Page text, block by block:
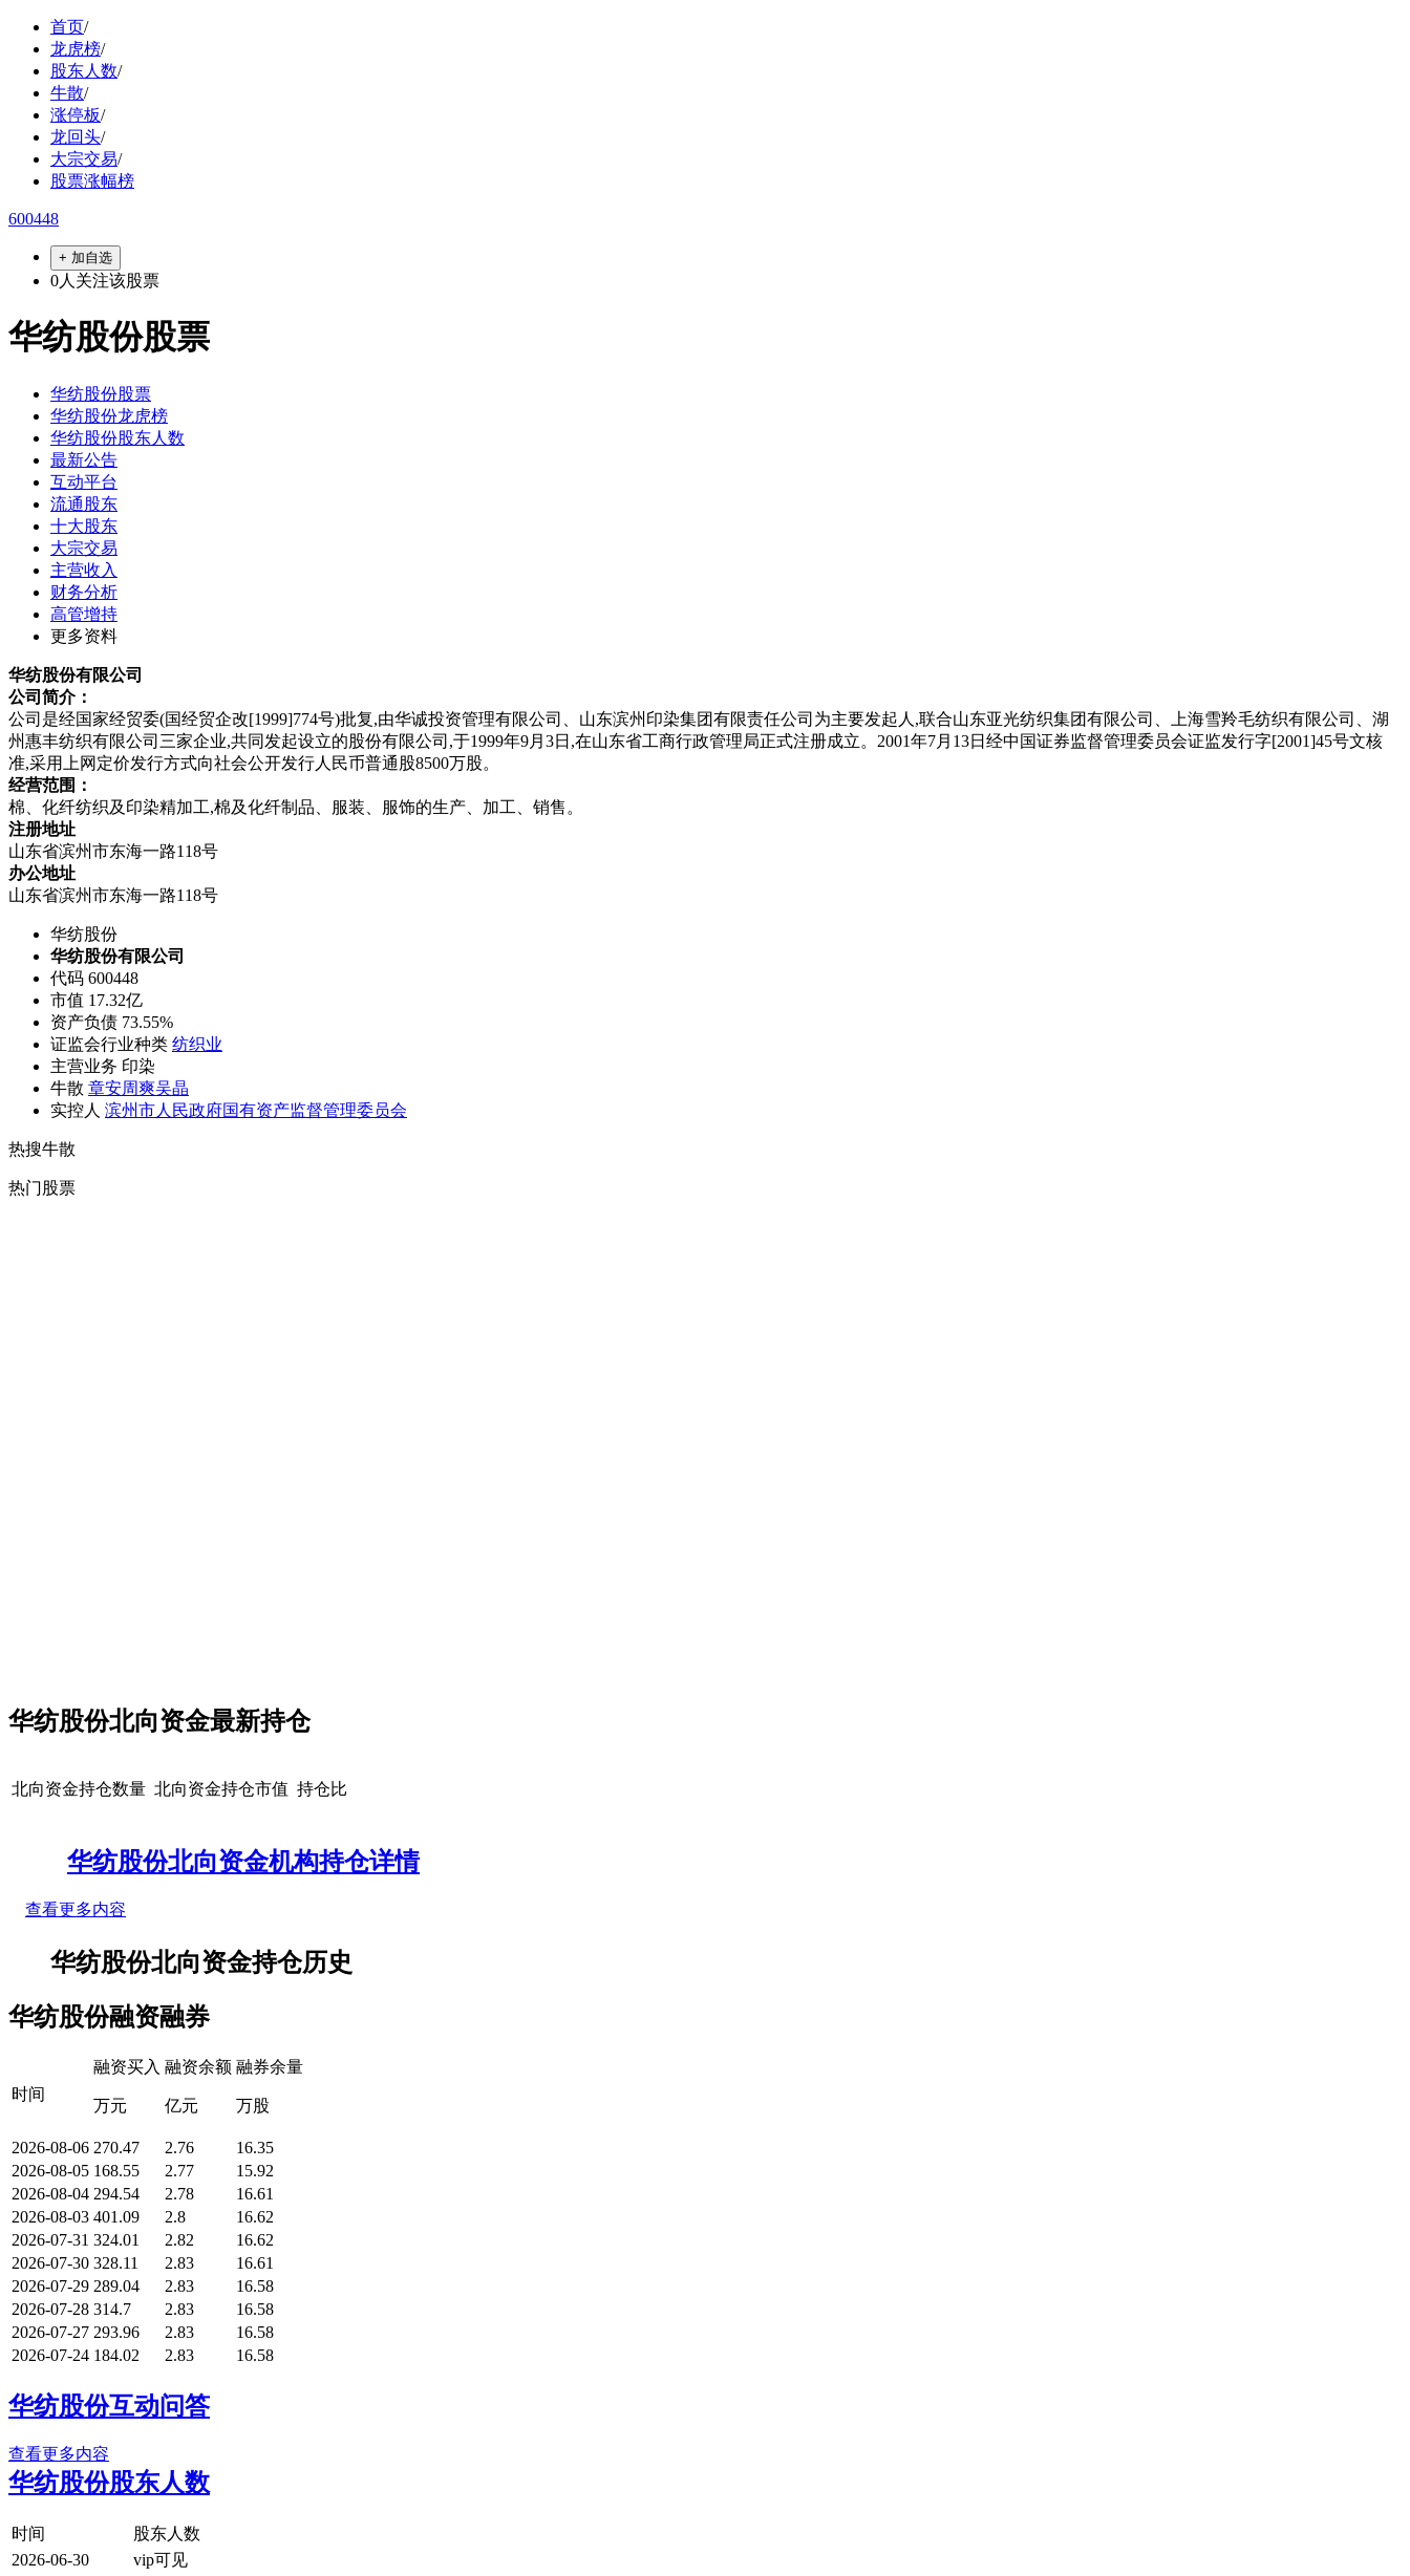
首页/
龙虎榜/
股东人数/
牛散/
涨停板/
龙回头/
大宗交易/
股票涨幅榜
600448
+ 加自选
0人关注该股票
华纺股份股票
华纺股份股票
华纺股份龙虎榜
华纺股份股东人数
最新公告
互动平台
流通股东
十大股东
大宗交易
主营收入
财务分析
高管增持
更多资料
华纺股份有限公司
公司简介：
公司是经国家经贸委(国经贸企改[1999]774号)批复,由华诚投资管理有限公司、山东滨州印染集团有限责任公司为主要发起人,联合山东亚光纺织集团有限公司、上海雪羚毛纺织有限公司、湖
州惠丰纺织有限公司三家企业,共同发起设立的股份有限公司,于1999年9月3日,在山东省工商行政管理局正式注册成立。2001年7月13日经中国证券监督管理委员会证监发行字[2001]45号文核
准,采用上网定价发行方式向社会公开发行人民币普通股8500万股。
经营范围：
棉、化纤纺织及印染精加工,棉及化纤制品、服装、服饰的生产、加工、销售。
注册地址
山东省滨州市东海一路118号
办公地址
山东省滨州市东海一路118号
华纺股份
华纺股份有限公司
代码 600448
市值 17.32亿
资产负债 73.55%
证监会行业种类 纺织业
主营业务 印染
牛散 章安周爽吴晶
实控人 滨州市人民政府国有资产监督管理委员会
热搜牛散
热门股票
华纺股份北向资金最新持仓
北向资金持仓数量 北向资金持仓市值 持仓比
华纺股份北向资金机构持仓详情
查看更多内容
华纺股份北向资金持仓历史
华纺股份融资融券
时间
融资买入
万元
融资余额
亿元
融券余量
万股
2026-08-06 270.47 2.76
16.35
2026-08-05 168.55 2.77
15.92
2026-08-04 294.54 2.78
16.61
2026-08-03 401.09 2.8
16.62
2026-07-31 324.01 2.82
16.62
2026-07-30 328.11 2.83
16.61
2026-07-29 289.04 2.83
16.58
2026-07-28 314.7 2.83
16.58
2026-07-27 293.96 2.83
16.58
2026-07-24 184.02 2.83 16.58
华纺股份互动问答
查看更多内容
华纺股份股东人数
时间
股东人数
2026-06-30
vip可见